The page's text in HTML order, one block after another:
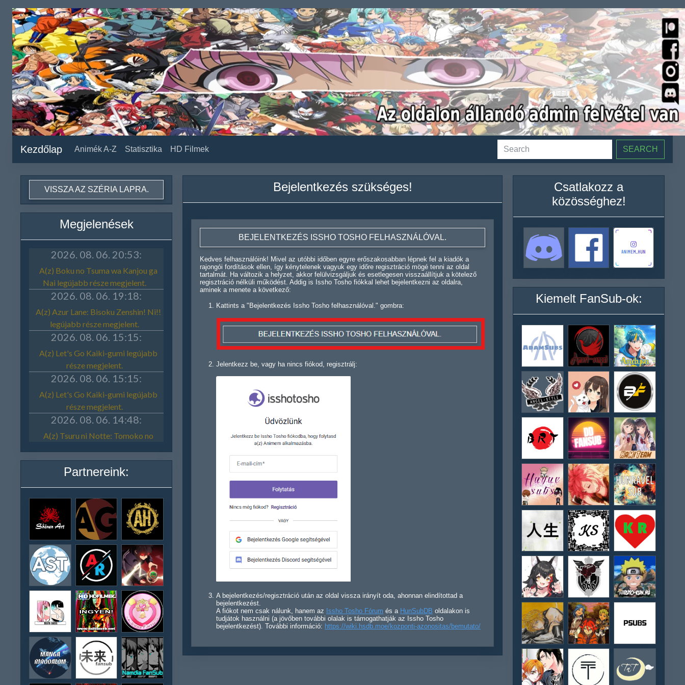
Kezdőlap Animék A-Z Statisztika HD Filmek SEARCH
VISSZA AZ SZÉRIA LAPRA.
Megjelenések
Partnereink:
Bejelentkezés szükséges!
BEJELENTKEZÉS ISSHO TOSHO FELHASZNÁLÓVAL.
Kedves felhasználóink! Mivel az utóbbi időben egyre erőszakosabban lépnek fel a kiadók a
rajongói fordítások ellen, így kénytelenek vagyuk egy időre regisztráció mögé tenni az oldal
tartalmát. Ha változik a helyzet, akkor felülvizsgáljuk és esetlegesen visszaállítjuk a kötelező
regisztráció nélküli működést. Addig is Issho Tosho fiókkal lehet bejelentkezni az oldalra,
aminek a menete a következő:
Kattints a "Bejelentkezés Issho Tosho felhasználóval." gombra:
Jelentkezz be, vagy ha nincs fiókod, regisztrálj:
A bejelentkezés/regisztráció után az oldal vissza irányít oda, ahonnan elindítottad a
bejelentkezést.
A fiókot nem csak nálunk, hanem az Issho Tosho Fórum és a HunSubDB oldalakon is
tudjátok használni (a jövőben további olalak is támogathatják az Issho Tosho
bejelentkezést). További információ: https://wiki.hsdb.moe/kozponti-azonositas/bemutato/
Csatlakozz a
közösséghez!
Kiemelt FanSub-ok: